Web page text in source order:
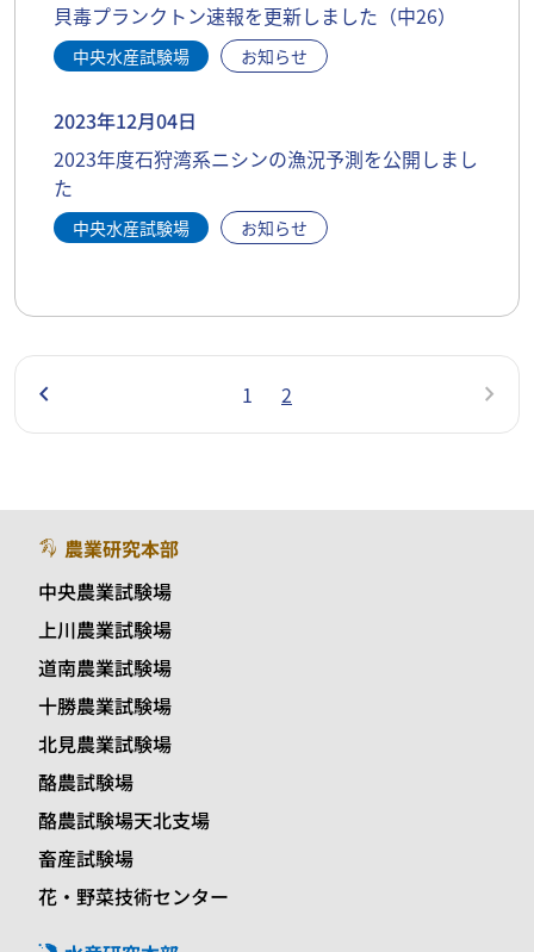
貝毒プランクトン速報を更新しました（中26）
中央水産試験場 お知らせ
2023年12月04日
2023年度石狩湾系ニシンの漁況予測を公開しまし
た
中央水産試験場 お知らせ
chevron_left 1 2 chevron_right
農業研究本部
中央農業試験場
上川農業試験場
道南農業試験場
十勝農業試験場
北見農業試験場
酪農試験場
酪農試験場天北支場
畜産試験場
花・野菜技術センター